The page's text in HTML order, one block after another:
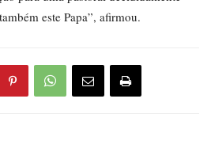
este Papa”, afirmou.